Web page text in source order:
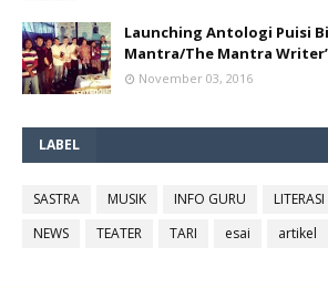
Launching Antologi Puisi
Mantra/The Mantra
November 03, 2016
LABEL
SASTRA MUSIK INFO GURU LITERASI
NEWS
TEATER TARI esai artikel